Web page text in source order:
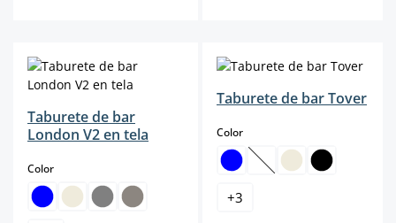
Taburete de bar
London V2 en tela
Colorselect
Taburete de bar Tover
Colorselect
(Esta opción no está
+3